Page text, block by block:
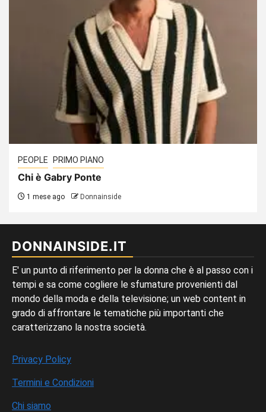
PEOPLE PRIMO PIANO
Chi è Gabry Ponte
1 mese ago Donnainside
DONNAINSIDE.IT
E' un punto di riferimento per la donna che è al passo con i
tempi e sa come cogliere le sfumature provenienti dal
mondo della moda e della televisione; un web content in
grado di affrontare le tematiche più importanti che
caratterizzano la nostra società.
Privacy Policy
Termini e Condizioni
Chi siamo